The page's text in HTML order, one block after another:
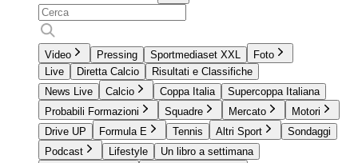
Video Pressing Sportmediaset XXL
Foto
Live
Diretta Calcio
Risultati e Classifiche
News Live
Calcio Coppa Italia
Supercoppa Italiana
Probabili Formazioni
Squadre Mercato
Motori
Drive UP
Formula E Tennis Altri Sport
Sondaggi
Podcast
Lifestyle
Un libro a settimana